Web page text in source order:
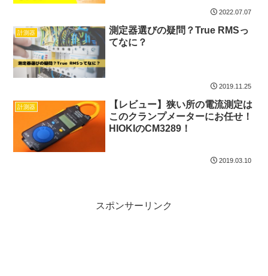
2022.07.07
計測器
測定器選びの疑問？True RMSっ
てなに？
2019.11.25
計測器
【レビュー】狭い所の電流測定は
このクランプメーターにお任せ！
HIOKIのCM3289！
2019.03.10
スポンサーリンク